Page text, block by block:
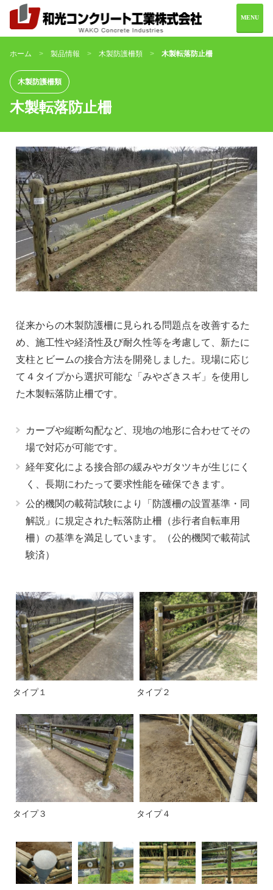
MENU
製品情報
お問い合わせ
0982-69-2216
ホーム 製品情報 木製防護柵類 木製転落防止柵
木製防護柵類
木製転落防止柵
従来からの木製防護柵に見られる問題点を改善するた
め、施工性や経済性及び耐久性等を考慮して、新たに
支柱とビームの接合方法を開発しました。現場に応じ
て４タイプから選択可能な「みやざきスギ」を使用し
た木製転落防止柵です。
カーブや縦断勾配など、現地の地形に合わせてその
場で対応が可能です。
経年変化による接合部の緩みやガタツキが生じにく
く、長期にわたって要求性能を確保できます。
公的機関の載荷試験により「防護柵の設置基準・同
解説」に規定された転落防止柵（歩行者自転車用
柵）の基準を満足しています。（公的機関で載荷試
験済）
タイプ１ タイプ２
タイプ３ タイプ４